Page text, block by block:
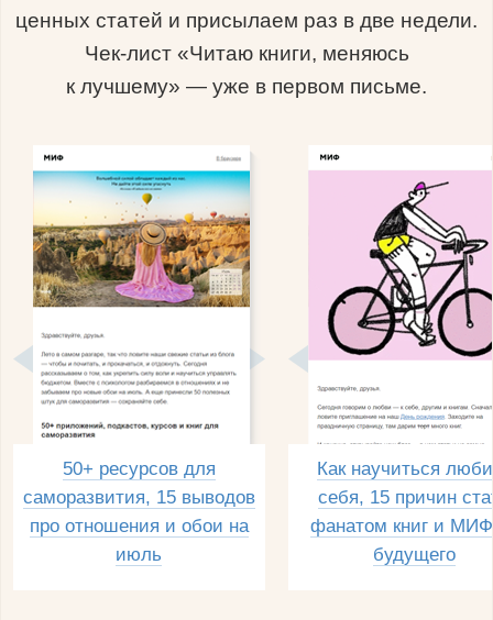
ценных статей и присылаем раз в две недели.
Чек-лист «Читаю книги, меняюсь
к лучшему» — уже в первом письме.
50+ ресурсов для
саморазвития, 15 выводов
про отношения и обои на
июль
Как научиться
себя, 15 причин
фанатом книг и
будущего